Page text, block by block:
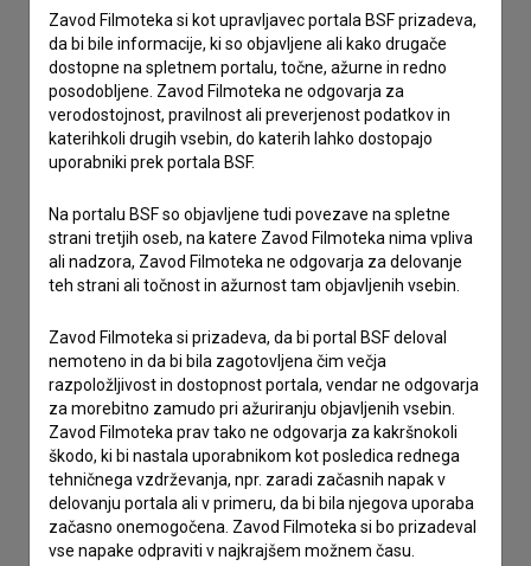
stik z uredništvom Baze slovenskih filmov. Veseli bomo vaših
odzivov.
imam vprašanje
prijavljam napako
drugo
Zavod Filmoteka si kot upravljavec portala BSF prizadeva,
da bi bile informacije, ki so objavljene ali kako drugače
dostopne na spletnem portalu, točne, ažurne in redno
posodobljene. Zavod Filmoteka ne odgovarja za
verodostojnost, pravilnost ali preverjenost podatkov in
katerihkoli drugih vsebin, do katerih lahko dostopajo
uporabniki prek portala BSF.
Na portalu BSF so objavljene tudi povezave na spletne
strani tretjih oseb, na katere Zavod Filmoteka nima vpliva
ali nadzora, Zavod Filmoteka ne odgovarja za delovanje
teh strani ali točnost in ažurnost tam objavljenih vsebin.
Zavod Filmoteka si prizadeva, da bi portal BSF deloval
nemoteno in da bi bila zagotovljena čim večja
razpoložljivost in dostopnost portala, vendar ne odgovarja
za morebitno zamudo pri ažuriranju objavljenih vsebin.
Zavod Filmoteka prav tako ne odgovarja za kakršnokoli
škodo, ki bi nastala uporabnikom kot posledica rednega
tehničnega vzdrževanja, npr. zaradi začasnih napak v
delovanju portala ali v primeru, da bi bila njegova uporaba
začasno onemogočena. Zavod Filmoteka si bo prizadeval
vse napake odpraviti v najkrajšem možnem času.